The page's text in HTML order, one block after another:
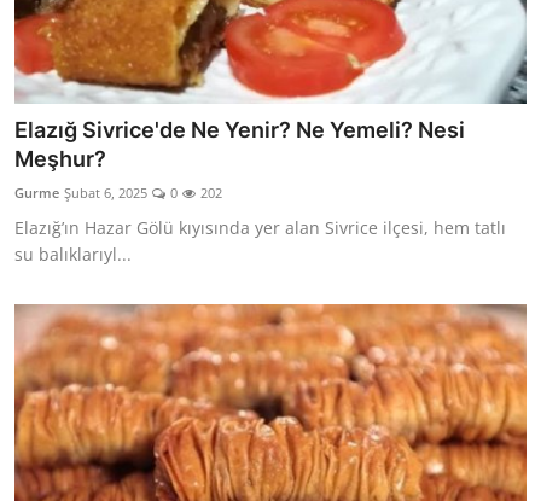
Şehirler
Helal Gıda & Dini Hükümler
Gıda Güvenliği & Bilimi
Kalori & Diyet Rehberi
Mutfak Püf Noktaları & İpuçları
Mekan & Lezzet Rotaları
Temel Gıda ve Ürün Rehberleri
İçecek Kültürü & Barista
Yöresel Tarifler & Ev Yemekleri
Elazığ Sivrice'de Ne Yenir? Ne Yemeli? Nesi
Meşhur?
Gurme Şubat 6, 2025 0 202
Elazığ’ın Hazar Gölü kıyısında yer alan Sivrice ilçesi, hem tatlı
su balıklarıyl...